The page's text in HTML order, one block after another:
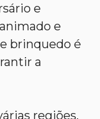
e
e
brinquedo é
a
regiões,